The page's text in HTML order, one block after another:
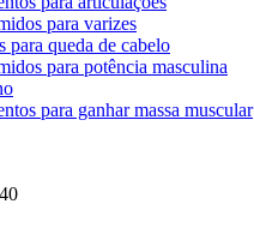
para varizes
para queda de cabelo
para potência masculina
para ganhar massa muscular